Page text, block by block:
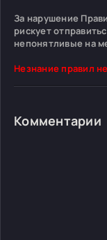
За нарушение
рискует
непонятливые на
Незнание правил
Комментарии